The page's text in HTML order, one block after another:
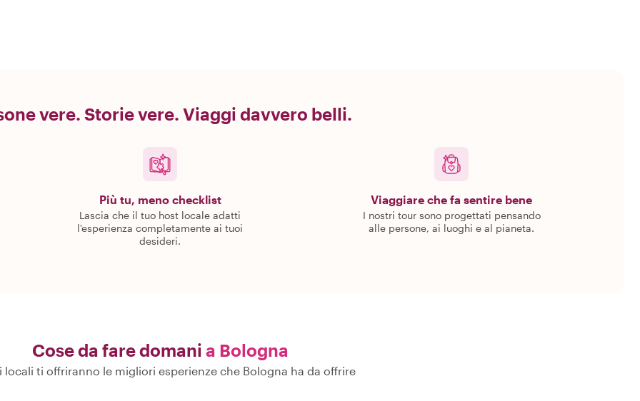
vere. Storie vere. Viaggi davvero belli.
Più tu, meno checklist
Lascia che il tuo host locale adatti
l'esperienza completamente ai tuoi
desideri.
Viaggiare che fa sentire bene
I nostri tour sono progettati pensando
alle persone, ai luoghi e al pianeta.
Cose da fare domani a Bologna
locali ti offriranno le migliori esperienze che Bologna ha da offrire